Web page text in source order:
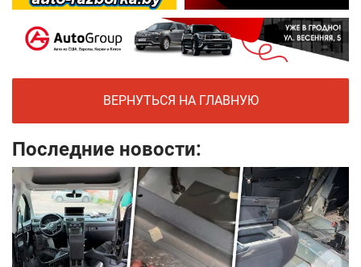
ВЕРНУТЬСЯ НА ГЛАВНУЮ
Последние новости: